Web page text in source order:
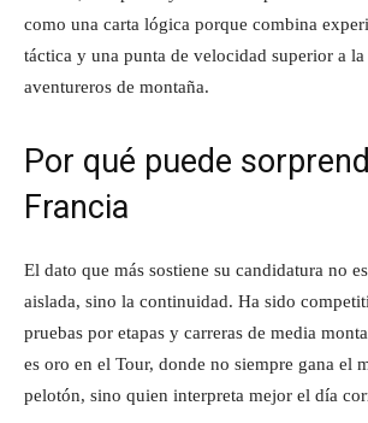
como una carta lógica porque combina
táctica y una punta de velocidad superior a
aventureros de montaña.
Por qué puede
Francia
El dato que más sostiene su candidatura no
aislada, sino la continuidad. Ha sido
pruebas por etapas y carreras de media
es oro en el Tour, donde no siempre gana el
pelotón, sino quien interpreta mejor el día